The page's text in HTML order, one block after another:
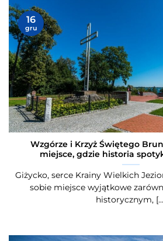
Wzgórze i Krzyż Świętego
miejsce, gdzie historia
Giżycko, serce Krainy Wielkich
sobie miejsce wyjątkowe
historycznym,
16
gru